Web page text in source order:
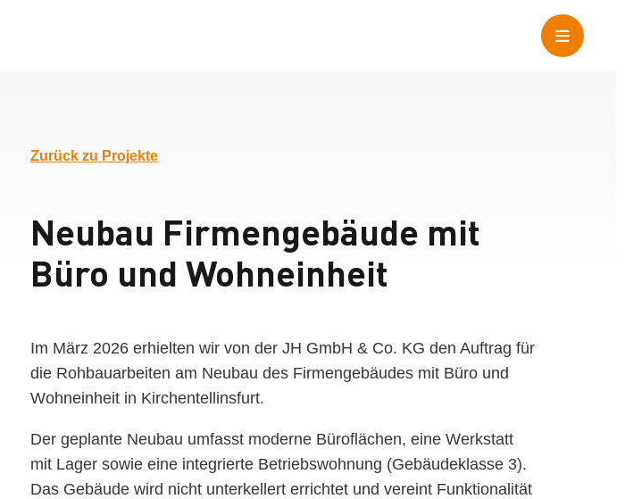
Zurück zu Projekte
Neubau Firmengebäude mit
Büro und Wohneinheit
Im März 2026 erhielten wir von der JH GmbH & Co. KG den Auftrag für
die Rohbauarbeiten am Neubau des Firmengebäudes mit Büro und
Wohneinheit in Kirchentellinsfurt.
Der geplante Neubau umfasst moderne Büroflächen, eine Werkstatt
mit Lager sowie eine integrierte Betriebswohnung (Gebäudeklasse 3).
Das Gebäude wird nicht unterkellert errichtet und vereint Funktionalität